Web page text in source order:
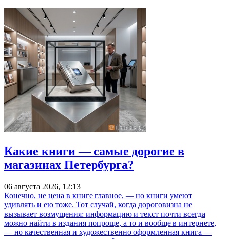
Какие книги — самые дорогие в
магазинах Петербурга?
06 августа 2026, 12:13
Конечно, не цена в книге главное, — но книги умеют
удивлять и ею тоже. Тот случай, когда дороговизна не
вызывает возмущения: информацию и текст почти всегда
можно найти в издания попроще, а то и вообще в интернете,
— но качественная и художественно оформленная книга —